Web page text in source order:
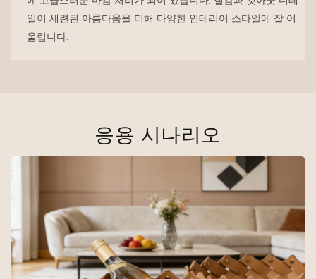
일이 세련된 아름다움을 더해 다양한 인테리어 스타일에 잘 어
울립니다.
응용 시나리오